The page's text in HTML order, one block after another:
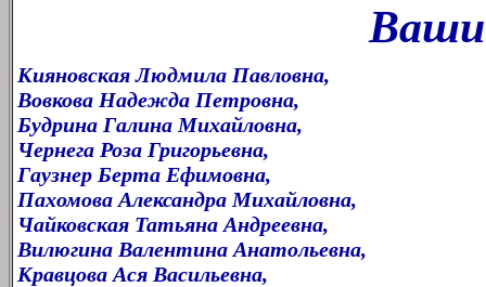
Ваши
Кияновская Людмила Павловна,
Вовкова Надежда Петровна,
Будрина Галина Михайловна,
Чернега Роза Григорьевна,
Гаузнер Берта Ефимовна,
Пахомова Александра Михайловна,
Чайковская Татьяна Андреевна,
Вилюгина Валентина Анатольевна,
Кравцова Ася Васильевна,